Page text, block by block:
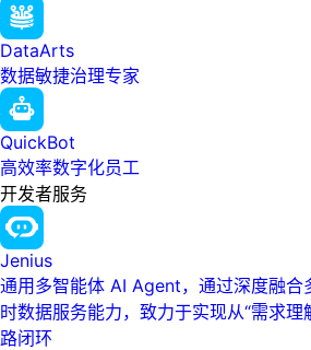
DataArts
数据敏捷治理专家
QuickBot
高效率数字化员工
开发者服务
Jenius
通用多智能体 AI Agent，通过深度融合
时数据服务能力，致力于实现从“需求理
路闭环